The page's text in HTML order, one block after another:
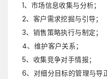
1、市场信息收集与分析；
2、客户需求挖掘与引导；
3、销售策略执行与制定；
4、维护客户关系；
5、收集竞争对手情报；
6、对细分目标的管理与导